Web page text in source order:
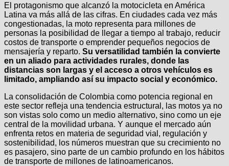
El protagonismo que alcanzó la motocicleta en América
Latina va más allá de las cifras. En ciudades cada vez más
congestionadas, la moto representa para millones de
personas la posibilidad de llegar a tiempo al trabajo, reducir
costos de transporte o emprender pequeños negocios de
mensajería y reparto. Su versatilidad también la convierte
en un aliado para actividades rurales, donde las
distancias son largas y el acceso a otros vehículos es
limitado, ampliando así su impacto social y económico.
La consolidación de Colombia como potencia regional en
este sector refleja una tendencia estructural, las motos ya no
son vistas solo como un medio alternativo, sino como un eje
central de la movilidad urbana. Y aunque el mercado aún
enfrenta retos en materia de seguridad vial, regulación y
sostenibilidad, los números muestran que su crecimiento no
es pasajero, sino parte de un cambio profundo en los hábitos
de transporte de millones de latinoamericanos.